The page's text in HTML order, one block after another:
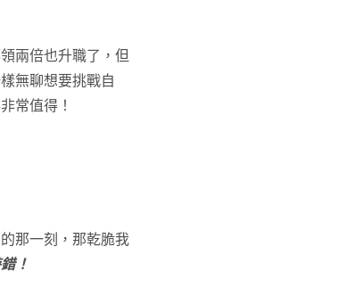
兩倍也升職了，但
無聊想要挑戰自
常值得！
那一刻，那乾脆我
！